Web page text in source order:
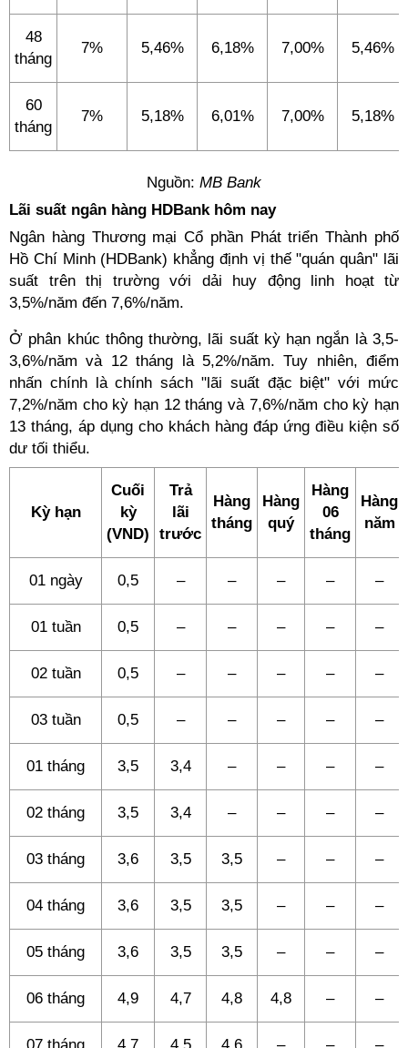
48
tháng
7% 5,46% 6,18% 7,00% 5,46%
60
tháng
7% 5,18% 6,01% 7,00% 5,18%
Nguồn: MB Bank
Lãi suất ngân hàng HDBank hôm nay
Ngân hàng Thương mại Cổ phần Phát triển Thành phố
Hồ Chí Minh (HDBank) khẳng định vị thế "quán quân" lãi
suất trên thị trường với dải huy động linh hoạt từ
3,5%/năm đến 7,6%/năm.
Ở phân khúc thông thường, lãi suất kỳ hạn ngắn là 3,5-
3,6%/năm và 12 tháng là 5,2%/năm. Tuy nhiên, điểm
nhấn chính là chính sách "lãi suất đặc biệt" với mức
7,2%/năm cho kỳ hạn 12 tháng và 7,6%/năm cho kỳ hạn
13 tháng, áp dụng cho khách hàng đáp ứng điều kiện số
dư tối thiểu.
Kỳ hạn
Cuối
kỳ
(VND)
Trả
lãi
trước
Hàng
tháng
Hàng
quý
Hàng
06
tháng
Hàng
năm
01 ngày 0,5 – – – – –
01 tuần 0,5 – – – – –
02 tuần 0,5 – – – – –
03 tuần 0,5 – – – – –
01 tháng 3,5 3,4 – – – –
02 tháng 3,5 3,4 – – – –
03 tháng 3,6 3,5 3,5 – – –
04 tháng 3,6 3,5 3,5 – – –
05 tháng 3,6 3,5 3,5 – – –
06 tháng 4,9 4,7 4,8 4,8 – –